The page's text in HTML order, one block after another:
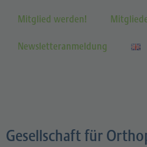
Mitglied werden!
Newsletteranmeldung
Gesellschaft für